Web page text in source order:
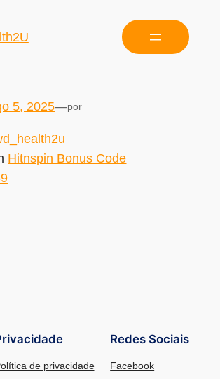
5, 2025—por
Hitnspin Bonus Code
de privacidade
Redes Sociais
Facebook